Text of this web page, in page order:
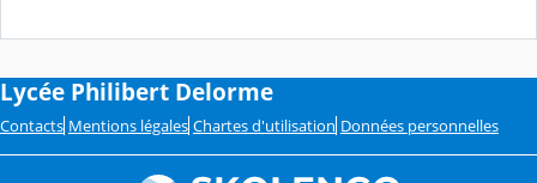
Lycée Philibert Delorme
Contacts Mentions légales Chartes d'utilisation Données personnelles